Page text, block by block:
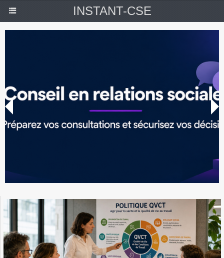
INSTANT-CSE